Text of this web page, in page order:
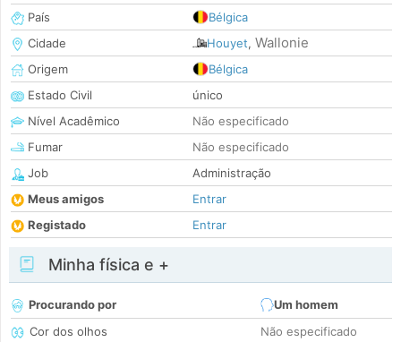
País
Bélgica
Cidade
Houyet, Wallonie
Origem
Bélgica
Estado Civil
único
Nível Acadêmico
Não especificado
Fumar
Não especificado
Job
Administração
Meus amigos
Entrar
Registado
Entrar
Minha física e +
Procurando por
Um homem
Cor dos olhos
Não especificado